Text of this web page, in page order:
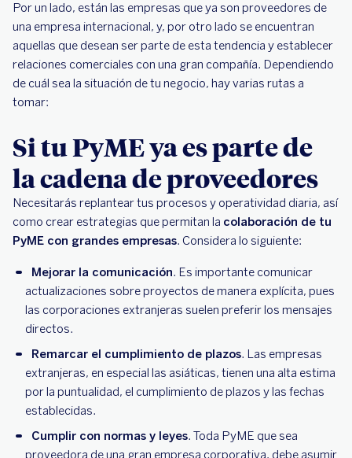
Por un lado, están las empresas que ya son proveedores de
una empresa internacional, y, por otro lado se encuentran
aquellas que desean ser parte de esta tendencia y establecer
relaciones comerciales con una gran compañía. Dependiendo
de cuál sea la situación de tu negocio, hay varias rutas a
tomar:
Si tu PyME ya es parte de
la cadena de proveedores
Necesitarás replantear tus procesos y operatividad diaria, así
como crear estrategias que permitan la colaboración de tu
PyME con grandes empresas. Considera lo siguiente:
Mejorar la comunicación. Es importante comunicar
actualizaciones sobre proyectos de manera explícita, pues
las corporaciones extranjeras suelen preferir los mensajes
directos.
Remarcar el cumplimiento de plazos. Las empresas
extranjeras, en especial las asiáticas, tienen una alta estima
por la puntualidad, el cumplimiento de plazos y las fechas
establecidas.
Cumplir con normas y leyes. Toda PyME que sea
proveedora de una gran empresa corporativa, debe asumir